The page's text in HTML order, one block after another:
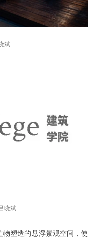
斌
晓斌
物塑造的悬浮景观空间，使